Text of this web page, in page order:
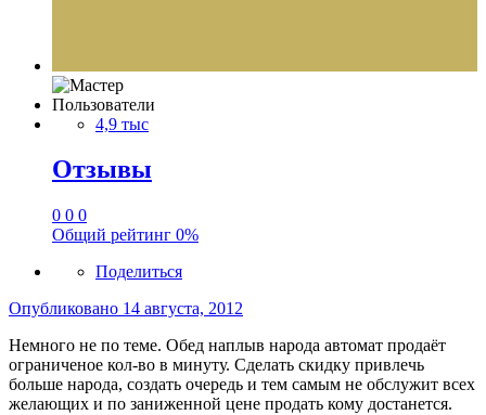
Пользователи
4,9 тыс
Отзывы
0 0 0
Общий рейтинг 0%
Поделиться
Опубликовано 14 августа, 2012
Немного не по теме. Обед наплыв народа автомат продаёт
ограниченое кол-во в минуту. Сделать скидку привлечь
больше народа, создать очередь и тем самым не обслужит всех
желающих и по заниженной цене продать кому достанется.